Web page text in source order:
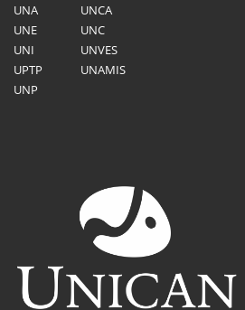
UNA
UNCA
UNE
UNC
UNI
UNVES
UPTP
UNAMIS
UNP